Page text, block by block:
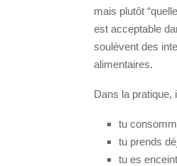
mais plutôt
est acceptable
soulèvent des
alimentaires.
Dans la pratique,
tu
tu prends
tu es